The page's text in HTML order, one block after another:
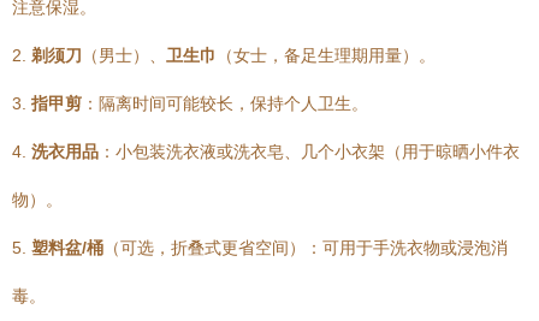
注意保湿。
2. 剃须刀 （男士）、 卫生巾 （女士，备足生理期用量）。
3. 指甲剪 ：隔离时间可能较长，保持个人卫生。
4. 洗衣用品 ：小包装洗衣液或洗衣皂、几个小衣架（用于晾晒小件衣
物）。
5. 塑料盆/桶 （可选，折叠式更省空间）：可用于手洗衣物或浸泡消
毒。